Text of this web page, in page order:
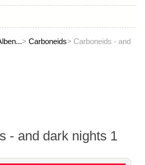
> Carboneids> Carboneids - and
- and dark nights 1